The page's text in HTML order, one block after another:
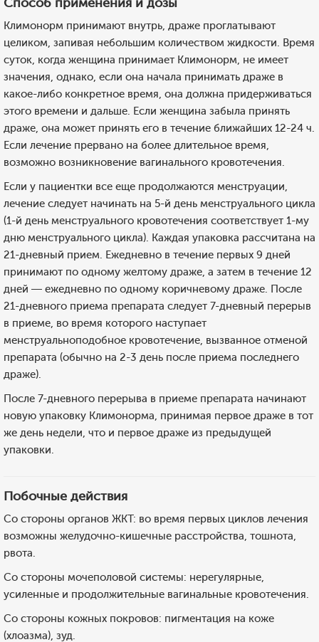
Климонорм принимают внутрь, драже проглатывают
целиком, запивая небольшим количеством жидкости. Время
суток, когда женщина принимает Климонорм, не имеет
значения, однако, если она начала принимать драже в
какое-либо конкретное время, она должна придерживаться
этого времени и дальше. Если женщина забыла принять
драже, она может принять его в течение ближайших 12-24 ч.
Если лечение прервано на более длительное время,
возможно возникновение вагинального кровотечения.
Если у пациентки все еще продолжаются менструации,
лечение следует начинать на 5-й день менструального цикла
(1-й день менструального кровотечения соответствует 1-му
дню менструального цикла). Каждая упаковка рассчитана на
21-дневный прием. Ежедневно в течение первых 9 дней
принимают по одному желтому драже, а затем в течение 12
дней — ежедневно по одному коричневому драже. После
21-дневного приема препарата следует 7-дневный перерыв
в приеме, во время которого наступает
менструальноподобное кровотечение, вызванное отменой
препарата (обычно на 2-3 день после приема последнего
драже).
После 7-дневного перерыва в приеме препарата начинают
новую упаковку Климонорма, принимая первое драже в тот
же день недели, что и первое драже из предыдущей
упаковки.
Побочные действия
Со стороны органов ЖКТ: во время первых циклов лечения
возможны желудочно-кишечные расстройства, тошнота,
рвота.
Со стороны мочеполовой системы: нерегулярные,
усиленные и продолжительные вагинальные кровотечения.
Со стороны кожных покровов: пигментация на коже
(хлоазма), зуд.